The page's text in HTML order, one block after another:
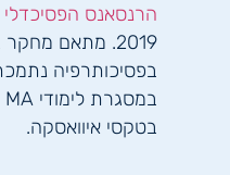
הרנסאנס הפסיכדלי
בטקסי איוואסקה.